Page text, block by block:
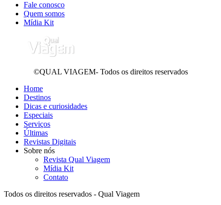
Fale conosco
Quem somos
Mídia Kit
©QUAL VIAGEM- Todos os direitos reservados
Home
Destinos
Dicas e curiosidades
Especiais
Serviços
Últimas
Revistas Digitais
Sobre nós
Revista Qual Viagem
Mídia Kit
Contato
Todos os direitos reservados - Qual Viagem